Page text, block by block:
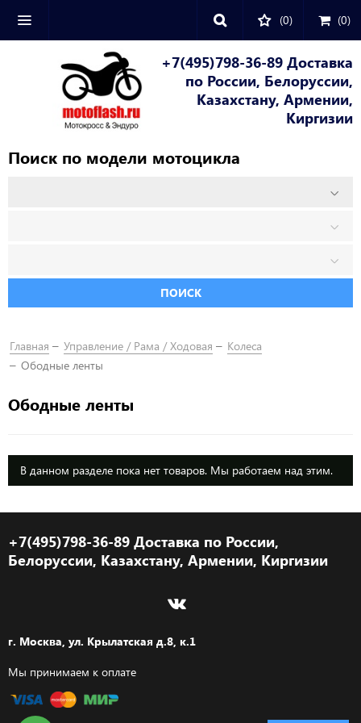
(0) (0)
+7(495)798-36-89 Доставка
по России, Белоруссии,
Казахстану, Армении,
Киргизии
Поиск по модели мотоцикла
ПОИСК
Главная Управление / Рама / Ходовая
Колеса
Ободные ленты
Ободные ленты
В данном разделе пока нет товаров. Мы работаем над этим.
+7(495)798-36-89 Доставка по России,
Белоруссии, Казахстану, Армении, Киргизии
г. Москва, ул. Крылатская д.8, к.1
Мы принимаем к оплате